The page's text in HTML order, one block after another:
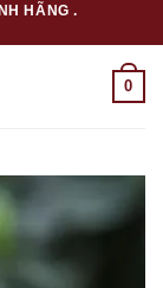
HÃNG .
0